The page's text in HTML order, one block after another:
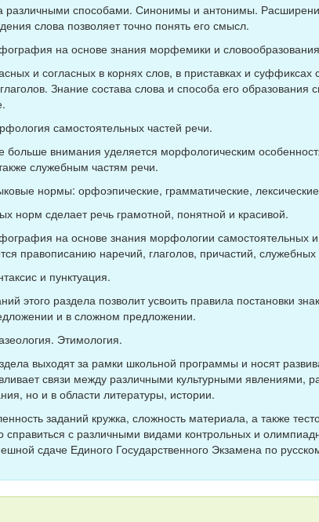
различными способами. Синонимы и антонимы.
слова позволяет точно понять его смысл.
на основе знания морфемики и
и согласных в корнях слов, в приставках и суффиксах
Знание состава слова и способа его образования
самостоятельных частей речи.
больше внимания уделяется морфологическим
служебным частям речи.
нормы: орфоэпические, грамматические,
норм сделает речь грамотной, понятной и красивой.
на основе знания морфологии самостоятельных
правописанию наречий, глаголов, причастий, служебных
и пунктуация.
этого раздела позволит усвоить правила постановки
и в сложном предложении.
Этимология.
выходят за рамки школьной программы и носят
связи между различными культурными явлениями,
но и в области литературы, истории.
заданий кружка, сложность материала, а также
справиться с различными видами контрольных и
сдаче Единого Государственного Экзамена по